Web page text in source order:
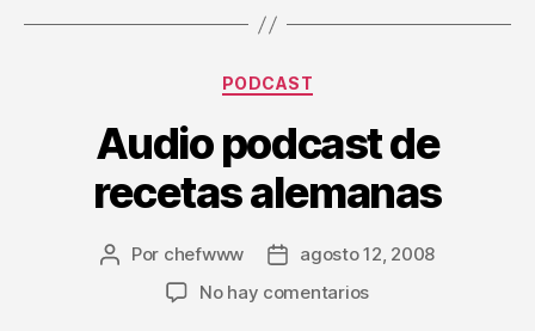
Categorías
PODCAST
Audio podcast de
recetas alemanas
Autor
Por chefwww
Fechaagosto 12, 2008
No hay comentariosen